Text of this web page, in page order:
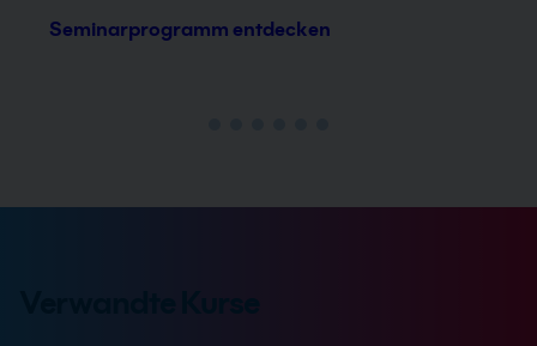
Seminarprogramm entdecken